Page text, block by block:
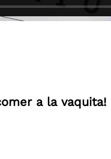
a la vaquita!